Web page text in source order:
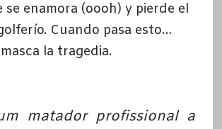
se enamora (oooh) y pierde el
Cuando pasa esto…
la tragedia.
matador profissional a